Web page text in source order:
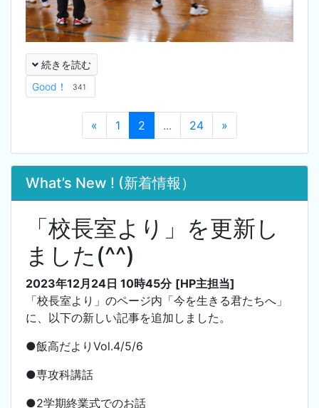
続きを読む
Good！
341
« 1 2 ... 24 »
What’s New ! (新着情報）
「校長室より」を更新し
ました(^^)
2023年12月24日 10時45分 [HP主担当]
「校長室より」のページ内「今を生きる君たちへ」
に、以下の新しい記事を追加しました。
●飯高だよりVol.4/5/6
●専攻科講話
●2学期終業式でのお話